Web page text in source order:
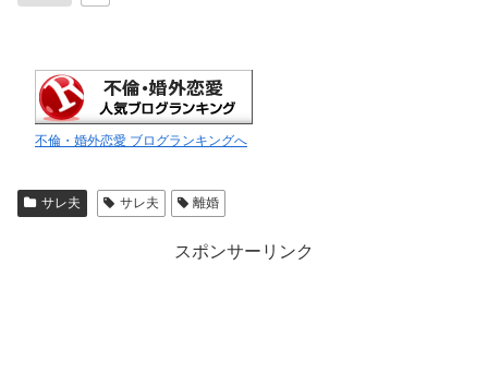
不倫・婚外恋愛 ブログランキングへ
サレ夫 サレ夫 離婚
スポンサーリンク